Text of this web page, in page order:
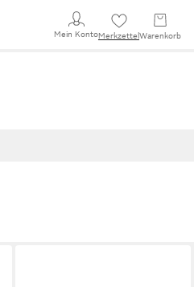
Mein KontoMerkzettel Warenkorb